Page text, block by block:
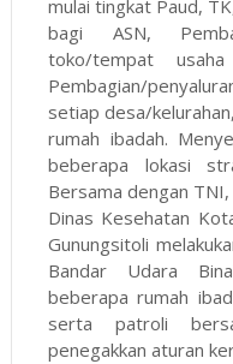
mulai tingkat Paud,
bagi ASN,
toko/tempat
Pembagian/
setiap desa/
rumah ibadah.
beberapa lokasi
Bersama dengan
Dinas Kesehatan
Gunungsitoli
Bandar Udara
beberapa rumah
serta patroli
penegakkan aturan